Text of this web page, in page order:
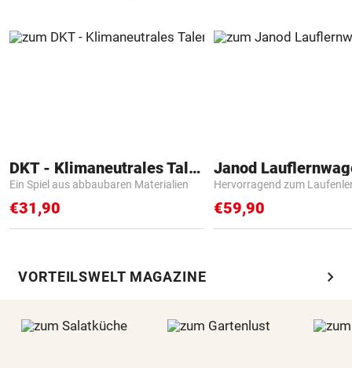
DKT - Klimaneutrales Talent
Ein Spiel aus abbaubaren Materialien
€31,90
Janod
Hervorragend zum
€59,90
VORTEILSWELT MAGAZINE chevron_right